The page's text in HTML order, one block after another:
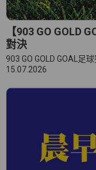
【903 GO GOLD
對決
903 GO GOLD GOAL足
15.07.2026